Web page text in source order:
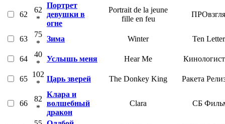
62
62
*
Портрет
девушки в
огне
Portrait de la jeune
fille en feu
63
75
*
Зима Winter Ten
64
40
*
Услышь меня Hear Me
65
102
*
Царь зверей The Donkey King Ракета
66
82
*
Клара и
волшебный
дракон
Clara СБ